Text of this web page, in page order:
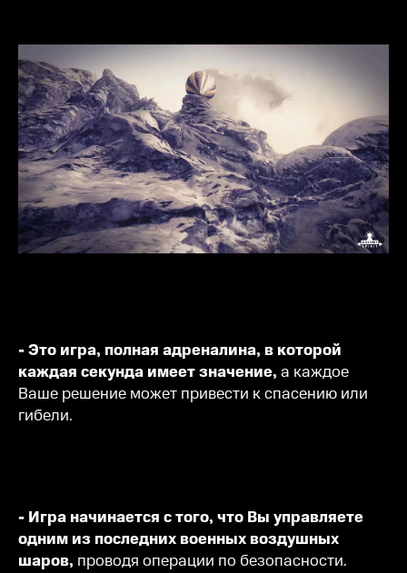
- Это игра, полная адреналина, в которой
каждая секунда имеет значение, а каждое
Ваше решение может привести к спасению или
гибели.
- Игра начинается с того, что Вы управляете
одним из последних военных воздушных
шаров, проводя операции по безопасности.